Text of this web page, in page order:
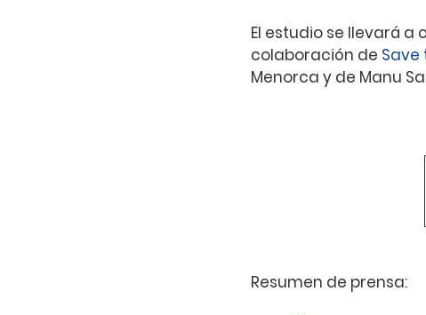
El estudio se llevará a
colaboración de Save
Menorca y de Manu
Resumen de prensa: